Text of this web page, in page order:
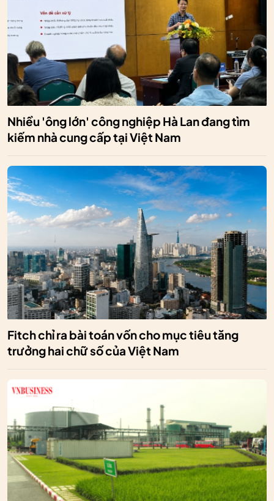
Nhiều 'ông lớn' công nghiệp Hà Lan đang tìm
kiếm nhà cung cấp tại Việt Nam
Fitch chỉ ra bài toán vốn cho mục tiêu tăng
trưởng hai chữ số của Việt Nam